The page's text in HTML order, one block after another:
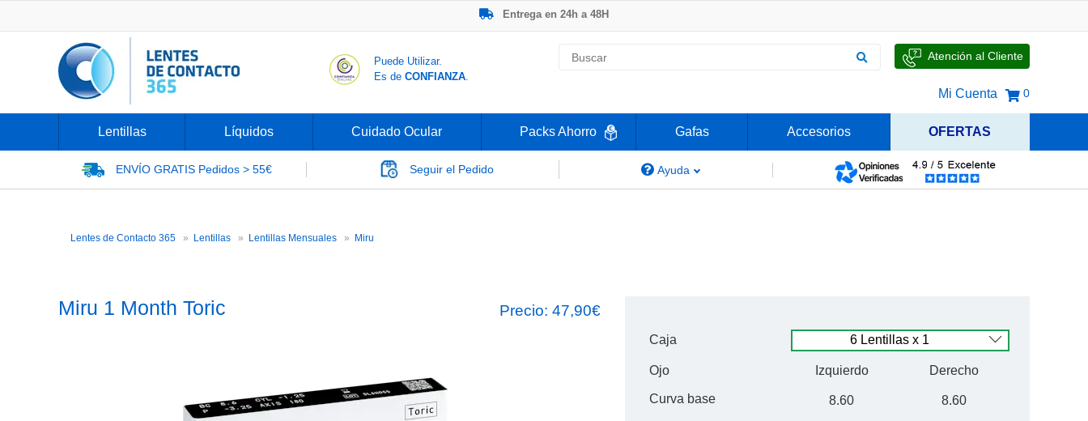
Entrega en 24h a 48H
Nº1 en Opinión de los Clientes
Puede Utilizar.
Es de CONFIANZA.
Atención al Cliente
Mi Cuenta 0
Lentillas Líquidos Cuidado Ocular Packs Ahorro Gafas Accesorios OFERTAS
ENVÍO GRATIS Pedidos > 55€ Seguir el Pedido Ayuda
Lentes de Contacto 365 Lentillas Lentillas Mensuales Miru
Miru 1 Month Toric Precio: 47,90€
Caja
Ojo Izquierdo Derecho
Curva base 8.60 8.60